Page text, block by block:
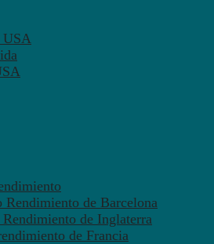
USA
de Barcelona
de Inglaterra
de Francia